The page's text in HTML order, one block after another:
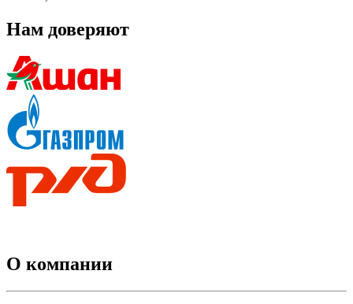
Нам доверяют
О компании